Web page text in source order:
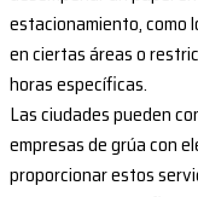
estacionamiento, como
en ciertas áreas o
horas específicas.
Las ciudades pueden
empresas de grúa con
proporcionar estos